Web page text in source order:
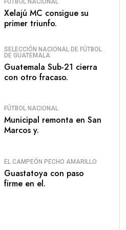
Xelajú MC consigue su
primer triunfo.
SELECCIÓN NACIONAL DE FÚTBOL
DE GUATEMALA
Guatemala Sub-21 cierra
con otro fracaso.
FÚTBOL NACIONAL
Municipal remonta en San
Marcos y.
EL CAMPEÓN PECHO AMARILLO
Guastatoya con paso
firme en el.